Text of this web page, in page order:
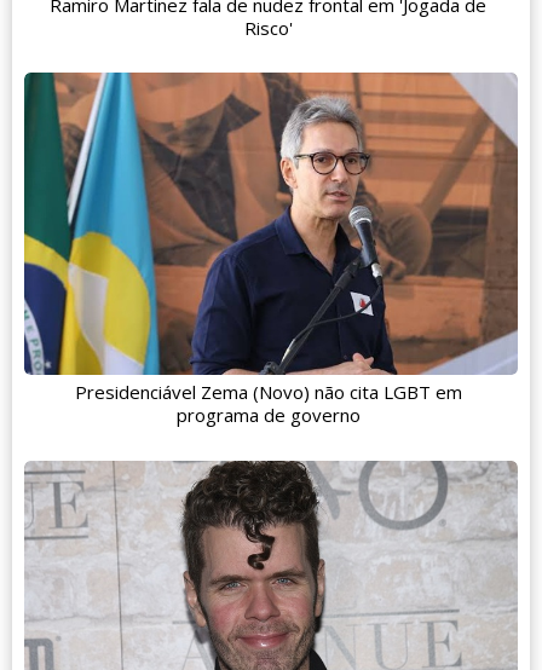
Risco'
Presidenciável Zema (Novo) não cita LGBT em
programa de governo